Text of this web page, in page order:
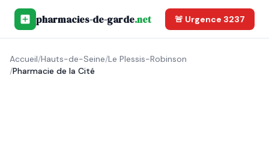
pharmacies-de-garde.net 🚨 Urgence 3237
Accueil/Hauts-de-Seine/Le Plessis-Robinson
/Pharmacie de la Cité